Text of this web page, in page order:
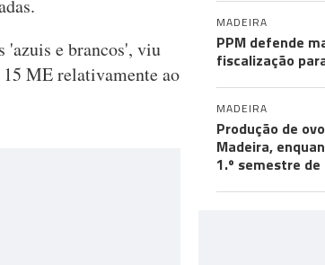
'azuis e brancos', viu
ME relativamente ao
MADEIRA
PPM defende
fiscalização
MADEIRA
Produção de
Madeira,
1.º semestre de